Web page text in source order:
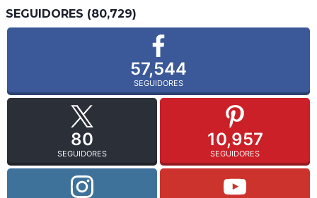
SEGUIDORES (80,729)
57,544
SEGUIDORES
80
SEGUIDORES
10,957
SEGUIDORES